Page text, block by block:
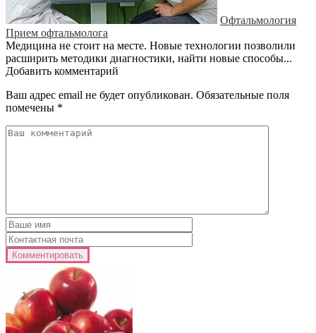
Офтальмология
Прием офтальмолога
Медицина не стоит на месте. Новые технологии позволили
расширить методики диагностики, найти новые способы...
Добавить комментарий
Ваш адрес email не будет опубликован. Обязательные поля
помечены *